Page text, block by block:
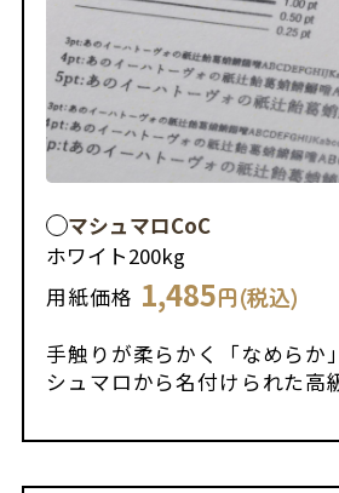
マシュマロCoC
ホワイト200kg
用紙価格 1,485円(税込)
手触りが柔らかく「なめらか
シュマロから名付けられた高